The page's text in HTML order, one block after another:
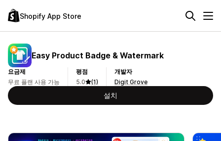
Shopify App Store
Easy Product Badge & Watermark
요금제
무료 플랜 사용 가능
평점
5.0
(1)
개발자
Digit Grove
설치